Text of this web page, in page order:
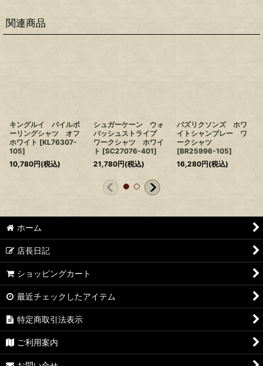
関連商品
キングルイ パイルボ
ーリングシャツ オフ
ホワイト [KL76307-
105]
10,780円(税込)
シュガーケーン ウォ
バッシュストライプ
ワークシャツ ホワイ
ト [SC27076-401]
21,780円(税込)
バズリクソンズ ホワ
イトシャンブレー ワ
ークシャツ
[BR25996-105]
16,280円(税込)
ホーム
店長日記
ショッピングカート
最近チェックしたアイテム
特定商取引法表示
ご利用案内